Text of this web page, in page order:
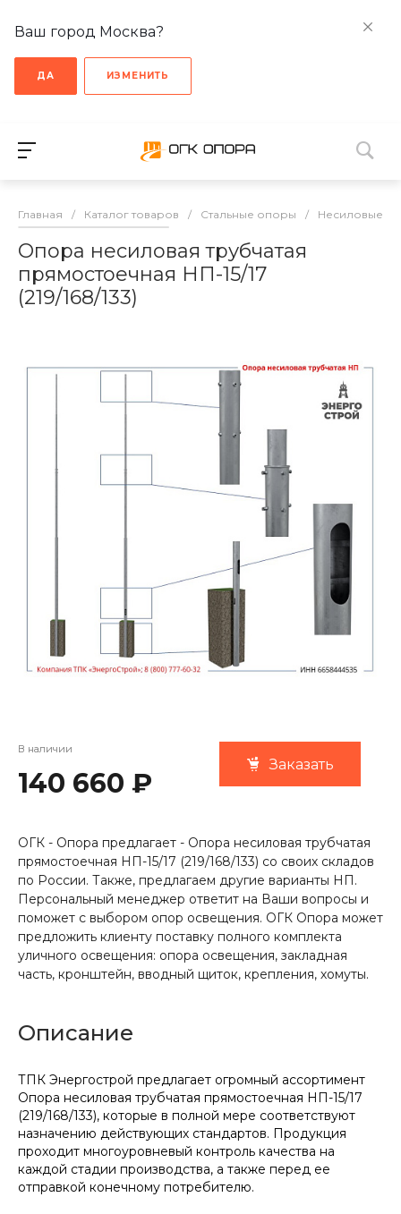
Ваш город Москва?
ДА ИЗМЕНИТЬ
Главная / Каталог товаров / Стальные опоры / Несиловые
Опора несиловая трубчатая
прямостоечная НП-15/17
(219/168/133)
В наличии
140 660 ₽
Заказать
ОГК - Опора предлагает - Опора несиловая трубчатая
прямостоечная НП-15/17 (219/168/133) со своих складов
по России. Также, предлагаем другие варианты НП.
Персональный менеджер ответит на Ваши вопросы и
поможет с выбором опор освещения. ОГК Опора может
предложить клиенту поставку полного комплекта
уличного освещения: опора освещения, закладная
часть, кронштейн, вводный щиток, крепления, хомуты.
Описание
ТПК Энергострой предлагает огромный ассортимент
Опора несиловая трубчатая прямостоечная НП-15/17
(219/168/133), которые в полной мере соответствуют
назначению действующих стандартов. Продукция
проходит многоуровневый контроль качества на
каждой стадии производства, а также перед ее
отправкой конечному потребителю.